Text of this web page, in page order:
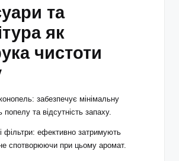
та
як
чистоти
забезпечує мінімальну
попелу та відсутність запаху.
фільтри: ефективно затримують
спотворюючи при цьому аромат.